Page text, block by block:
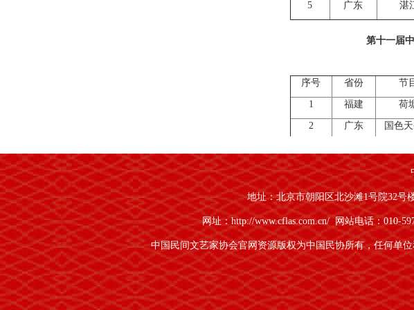
5 广东 湛
第十一届
序号 省份 节
1 福建 荷
2 广东 国色
4 浙江
5 江西 人
第十一届中
序号 省份 类
1 江苏 紫
2 福建 石
地址：北京市朝阳区北沙滩1号院32号
网址：http://www.cflas.com.cn/网站电话：010-
中国民间文艺家协会官网资源版权为中国民协所有，任何单